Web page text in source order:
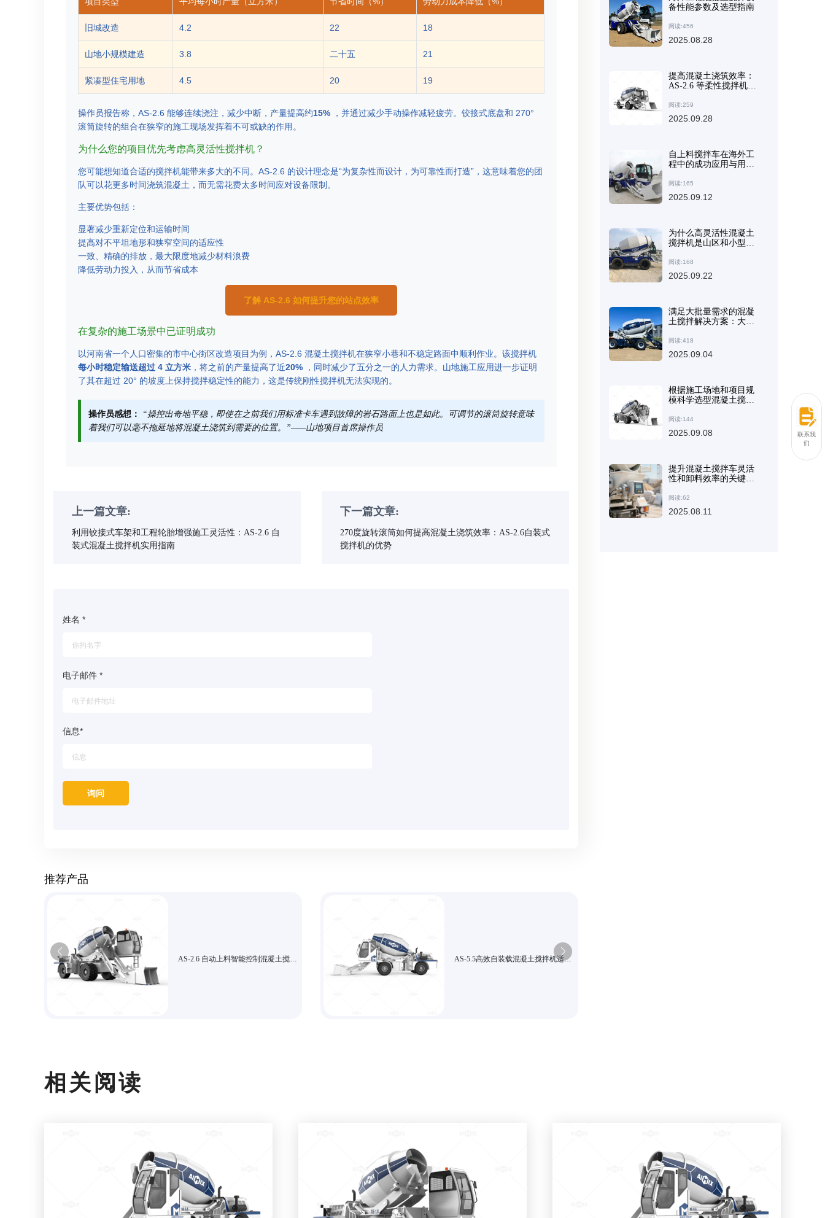
旧城改造 4.2 22 18
山地小规模建造 3.8 二十五 21
紧凑型住宅用地 4.5 20 19
操作员报告称，AS-2.6 能够连续浇注，减少中断，产量提高约15% ，并通过减少手动操作减轻疲劳。铰接式底盘和 270°
滚筒旋转的组合在狭窄的施工现场发挥着不可或缺的作用。
为什么您的项目优先考虑高灵活性搅拌机？
您可能想知道合适的搅拌机能带来多大的不同。AS-2.6 的设计理念是“为复杂性而设计，为可靠性而打造”， 这意味着您的团
队可以花更多时间浇筑混凝土，而无需花费太多时间应对设备限制。
主要优势包括：
显著减少重新定位和运输时间
提高对不平坦地形和狭窄空间的适应性
一致、精确的排放，最大限度地减少材料浪费
降低劳动力投入，从而节省成本
了解 AS-2.6 如何提升您的站点效率
在复杂的施工场景中已证明成功
以河南省一个人口密集的市中心街区改造项目为例，AS-2.6 混凝土搅拌机在狭窄小巷和不稳定路面中顺利作业。该搅拌机
每小时稳定输送超过 4 立方米 ，将之前的产量提高了近20% ，同时减少了五分之一的人力需求。山地施工应用进一步证明
了其在超过 20° 的坡度上保持搅拌稳定性的能力，这是传统刚性搅拌机无法实现的。
操作员感想：
“操控出奇地平稳，即使在之前我们用标准卡车遇到故障的岩石路面上也是如此。可调节的滚筒旋转意味
着我们可以毫不拖延地将混凝土浇筑到需要的位置。”——山地项目首席操作员
上一篇文章:
利用铰接式车架和工程轮胎增强施工灵活性：AS-2.6 自
装式混凝土搅拌机实用指南
下一篇文章:
270度旋转滚筒如何提高混凝土浇筑效率：AS-2.6自装式
搅拌机的优势
姓名 *
电子邮件 *
信息*
推荐产品
AS-2.6 自动上料智能控制混凝土搅拌
AS-5.5高效自装载混凝土搅拌机适用
备性能参数及选型指南
阅读:456
2025.08.28
提高混凝土浇筑效率：
AS-2.6 等柔性搅拌机背
阅读:259
2025.09.28
自上料搅拌车在海外工
程中的成功应用与用户
阅读:165
2025.09.12
为什么高灵活性混凝土
搅拌机是山区和小型建
阅读:168
2025.09.22
满足大批量需求的混凝
土搅拌解决方案：大中
阅读:418
2025.09.04
根据施工场地和项目规
模科学选型混凝土搅拌
阅读:144
2025.09.08
提升混凝土搅拌车灵活
性和卸料效率的关键技
阅读:62
2025.08.11
相关阅读
联系我
们